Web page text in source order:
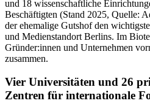
und 18 wissenschaftliche
Beschäftigten (Stand 2025, Quelle:
der ehemalige Gutshof den
und Medienstandort Berlins. Im
Gründer:innen und Unternehmen
zusammen.
Vier Universitäten und 26
Zentren für internationale